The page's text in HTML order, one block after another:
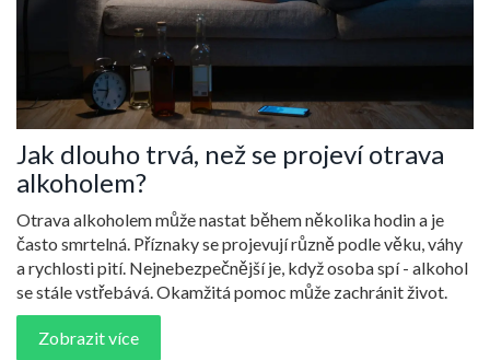
Jak dlouho trvá, než se projeví otrava
alkoholem?
Otrava alkoholem může nastat během několika hodin a je
často smrtelná. Příznaky se projevují různě podle věku, váhy
a rychlosti pití. Nejnebezpečnější je, když osoba spí - alkohol
se stále vstřebává. Okamžitá pomoc může zachránit život.
Zobrazit více